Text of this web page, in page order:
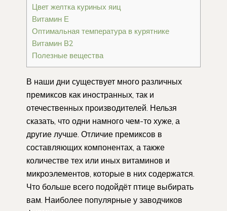
Цвет желтка куриных яиц
Витамин Е
Оптимальная температура в курятнике
Витамин В2
Полезные вещества
В наши дни существует много различных
премиксов как иностранных, так и
отечественных производителей. Нельзя
сказать, что одни намного чем-то хуже, а
другие лучше. Отличие премиксов в
составляющих компонентах, а также
количестве тех или иных витаминов и
микроэлементов, которые в них содержатся.
Что больше всего подойдёт птице выбирать
вам. Наиболее популярные у заводчиков